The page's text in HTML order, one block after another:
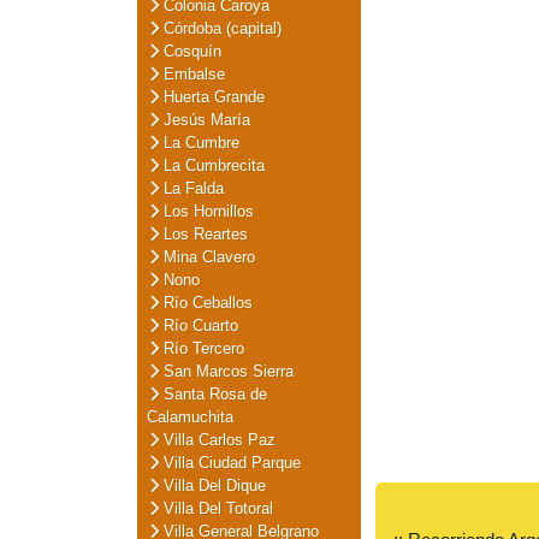
Colonia Caroya
Córdoba (capital)
Cosquín
Embalse
Huerta Grande
Jesús María
La Cumbre
La Cumbrecita
La Falda
Los Hornillos
Los Reartes
Mina Clavero
Nono
Río Ceballos
Río Cuarto
Río Tercero
San Marcos Sierra
Santa Rosa de
Calamuchita
Villa Carlos Paz
Villa Ciudad Parque
Villa Del Dique
Villa Del Totoral
Villa General Belgrano